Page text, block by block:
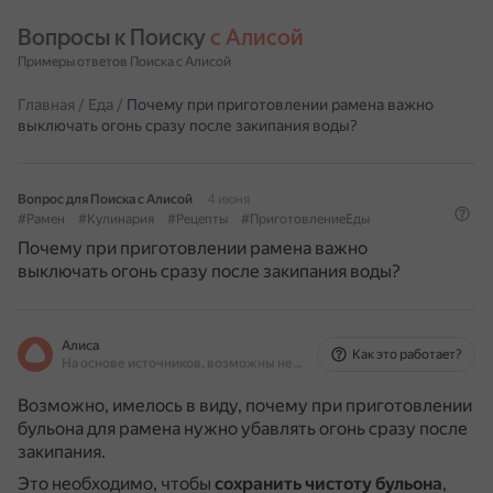
Вопросы к Поиску с Алисой
Примеры ответов Поиска с Алисой
Главная / Еда / Почему при приготовлении рамена важно
выключать огонь сразу после закипания воды?
Вопрос для Поиска с Алисой
4 июня
#Рамен
#Кулинария #Рецепты #ПриготовлениеЕды
Почему при приготовлении рамена важно
выключать огонь сразу после закипания воды?
Алиса
На основе источников, возможны неточности
Как это работает?
Возможно, имелось в виду, почему при приготовлении
бульона для рамена нужно убавлять огонь сразу после
закипания.
Это необходимо, чтобы сохранить чистоту бульона,